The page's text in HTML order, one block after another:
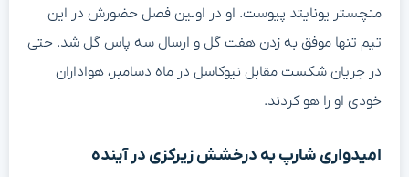
منچستر یونایتد پیوست. او در اولین فصل حضورش در این
تیم تنها موفق به زدن هفت گل و ارسال سه پاس گل شد. حتی
در جریان شکست مقابل نیوکاسل در ماه دسامبر، هواداران
خودی او را هو کردند.
امیدواری شارپ به درخشش زیرکزی در آینده